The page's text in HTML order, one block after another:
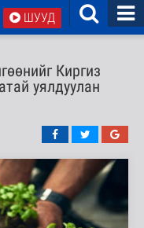
ШУУД
Киргиз
уялдуулан